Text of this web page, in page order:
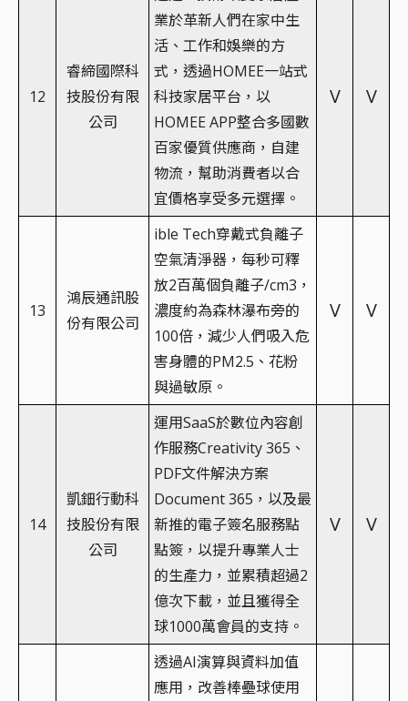
12
睿締國際科
技股份有限
公司
業於革新人們在家中生
活、工作和娛樂的方
式，透過HOMEE一站式
科技家居平台，以
HOMEE APP整合多國數
百家優質供應商，自建
物流，幫助消費者以合
宜價格享受多元選擇。
V V
13
鴻辰通訊股
份有限公司
ible Tech穿戴式負離子
空氣清淨器，每秒可釋
放2百萬個負離子/cm3，
濃度約為森林瀑布旁的
100倍，減少人們吸入危
害身體的PM2.5、花粉
與過敏原。
V V
14
凱鈿行動科
技股份有限
公司
運用SaaS於數位內容創
作服務Creativity 365、
PDF文件解決方案
Document 365，以及最
新推的電子簽名服務點
點簽，以提升專業人士
的生產力，並累積超過2
億次下載，並且獲得全
球1000萬會員的支持。
V V
透過AI演算與資料加值
應用，改善棒壘球使用